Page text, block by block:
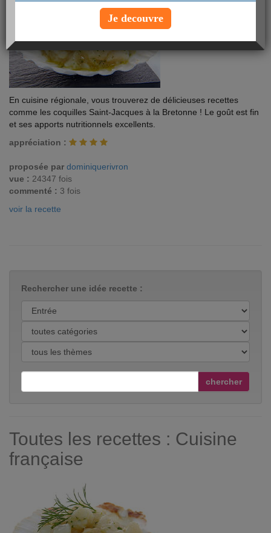
En cuisine régionale, vous trouverez de délicieuses recettes
comme les coquilles Saint-Jacques à la Bretonne ! Le goût est fin
et ses apports nutritionnels excellents.
appréciation :
proposée par dominiquerivron
vue : 24347 fois
commenté : 3 fois
voir la recette
Rechercher une idée recette :
chercher
Toutes les recettes : Cuisine
française
Je decouvre